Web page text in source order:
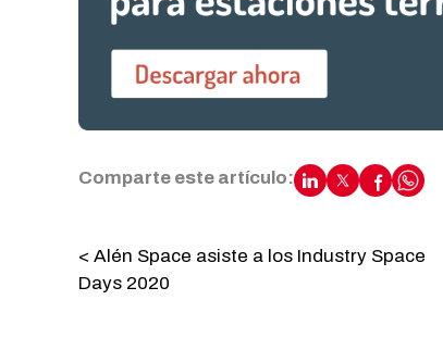
Comparte este artículo:
< Alén Space asiste a los Industry Space
Days 2020